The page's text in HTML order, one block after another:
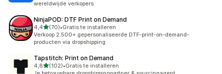
wereldwijde verkopers
NinjaPOD: DTF Print on Demand
4,4van 5 sterren
(70)
70 recensies in totaal
•Gratis te installeren
Verkoop 2.500+ gepersonaliseerde DTF-print-on-demand-
producten via dropshipping
Tapstitch: Print on Demand
4,8van 5 sterren
(102)
102 recensies in totaal
•Gratis te installeren